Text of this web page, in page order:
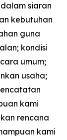
siaran
kebutuhan
guna
kondisi
umum;
usaha;
kami
rencana
kami